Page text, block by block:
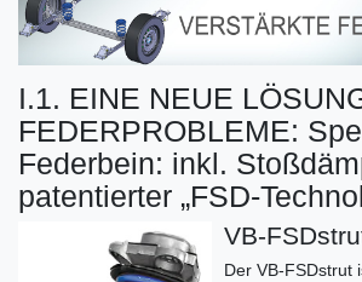
I.1. EINE NEUE
FEDERPROBLEME:
Federbein: inkl.
patentierter „FSD-
VB-
Der VB-FSDstrut